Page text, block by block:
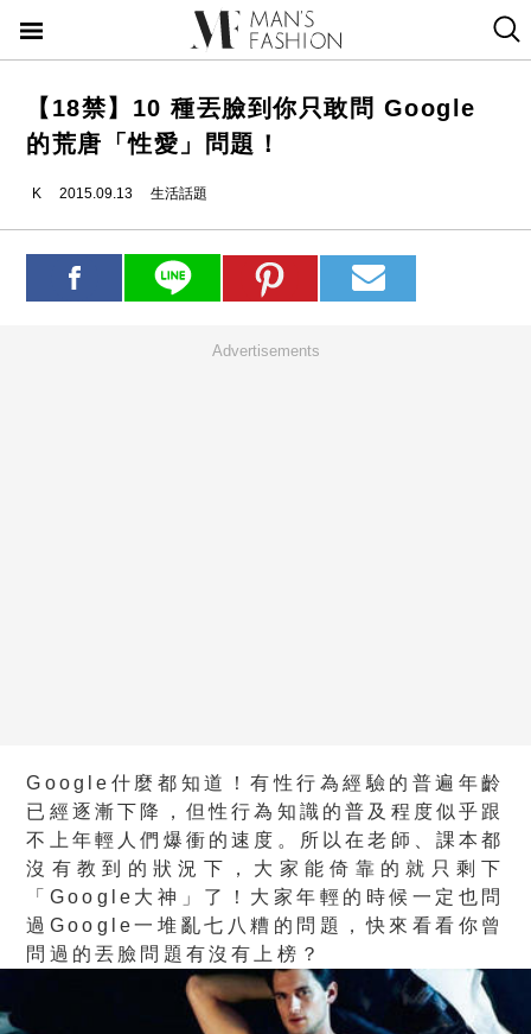
【18禁】10 種丟臉到你只敢問 Google
的荒唐「性愛」問題！
K 2015.09.13 生活話題
Advertisements
Google 什麼都知道！有性行為經驗的普遍年齡
已經逐漸下降，但性行為知識的普及程度似乎跟
不上年輕人們爆衝的速度。所以在老師、課本都
沒有教到的狀況下，大家能倚靠的就只剩下
「 Google 大神」了！大家年輕的時候一定也問
過 Google一堆亂七八糟的問題，快來看看你曾
問過的丟臉問題有沒有上榜？